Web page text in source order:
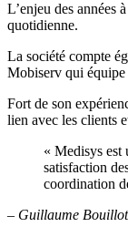
L’enjeu des années
quotidienne.
La société compte
Mobiserv qui équipe
Fort de son
lien avec les clients
« Medisys est
satisfaction
coordination
– Guillaume